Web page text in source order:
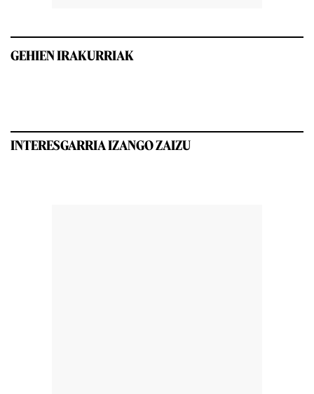
GEHIEN IRAKURRIAK
INTERESGARRIA IZANGO ZAIZU